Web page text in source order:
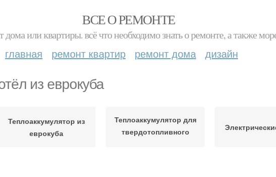
ВСЕ О РЕМОНТЕ
дома или квартиры. всё что необходимо знать о ремонте, а также
главная ремонт квартир ремонт дома дизайн
из еврокуба
Теплоаккумулятор из
еврокуба
Теплоаккумулятор для
твердотопливного